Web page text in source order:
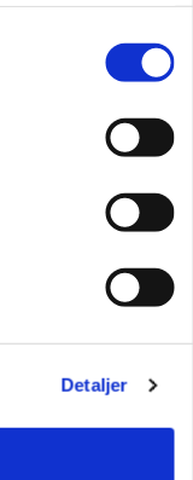
Detaljer
høy
97 prosent
i måneden.
i mai.